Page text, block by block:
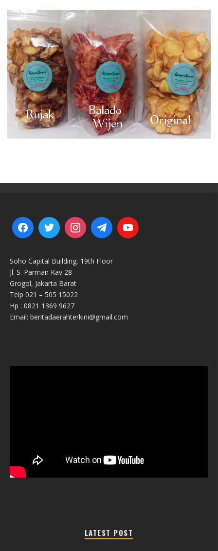
Soho Capital Building, 19th Floor
Jl. S. Parman Kav 28
Grogol, Jakarta Barat
Telp 021 – 505 15022
Hp : 0821 1369 9627
Email: beritadaerahterkini@gmail.com
LATEST POST